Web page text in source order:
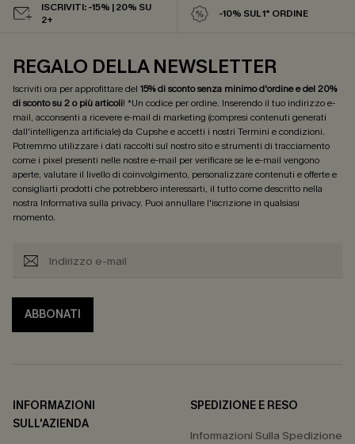
ISCRIVITI: -15% | 20% SU
2+
-10% SUL 1° ORDINE
REGALO DELLA NEWSLETTER
Iscriviti ora per approfittare del 15% di sconto senza minimo d'ordine e del 20%
di sconto su 2 o più articoli! *Un codice per ordine. Inserendo il tuo indirizzo e-
mail, acconsenti a ricevere e-mail di marketing (compresi contenuti generati
dall'intelligenza artificiale) da Cupshe e accetti i nostri Termini e condizioni.
Potremmo utilizzare i dati raccolti sul nostro sito e strumenti di tracciamento
come i pixel presenti nelle nostre e-mail per verificare se le e-mail vengono
aperte, valutare il livello di coinvolgimento, personalizzare contenuti e offerte e
consigliarti prodotti che potrebbero interessarti, il tutto come descritto nella
nostra Informativa sulla privacy. Puoi annullare l'iscrizione in qualsiasi
momento.
ABBONATI
INFORMAZIONI
SULL'AZIENDA
SPEDIZIONE E RESO
Informazioni Sulla Spedizione